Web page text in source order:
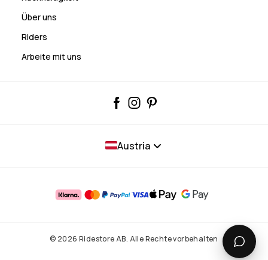
Über uns
Riders
Arbeite mit uns
Austria
© 2026 Ridestore AB. Alle Rechte vorbehalten